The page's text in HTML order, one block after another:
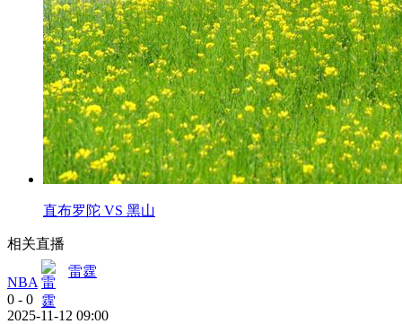
直布罗陀 VS 黑山
相关直播
NBA
雷霆
0 - 0
2025-11-12 09:00